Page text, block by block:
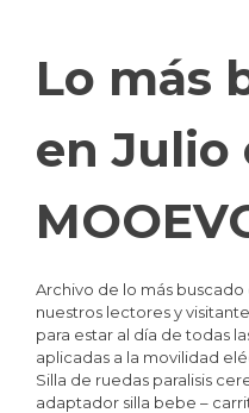
Lo más
en Julio
Archivo de lo más
nuestros lectores y
para estar al día de todas
aplicadas a la movilidad
Silla de ruedas paralisis
adaptador silla bebe –